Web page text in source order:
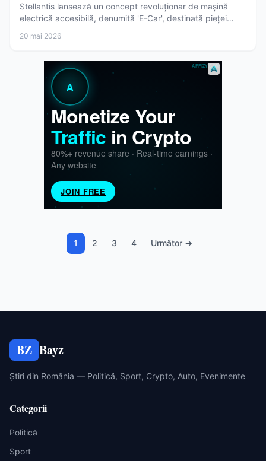
Stellantis lansează un concept revoluționar de mașină
electrică accesibilă, denumită 'E-Car', destinată pieței
20 mai 2026
1 2 3 4 Următor →
BZ Bayz
Știri din România — Politică, Sport, Crypto, Auto, Evenimente
Categorii
Politică
Sport